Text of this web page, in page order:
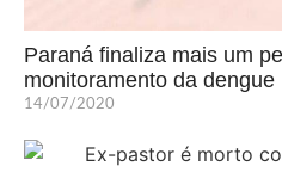
Paraná finaliza mais um
monitoramento da dengue
14/07/2020